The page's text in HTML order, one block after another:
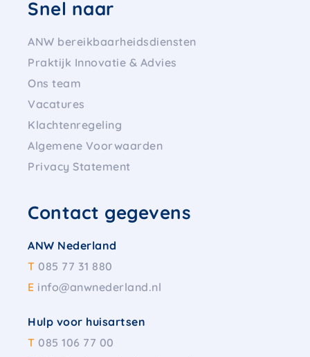
Snel naar
ANW bereikbaarheidsdiensten
Praktijk Innovatie & Advies
Ons team
Vacatures
Klachtenregeling
Algemene Voorwaarden
Privacy Statement
Contact gegevens
ANW Nederland
T 085 77 31 880
E info@anwnederland.nl
Hulp voor huisartsen
T 085 106 77 00